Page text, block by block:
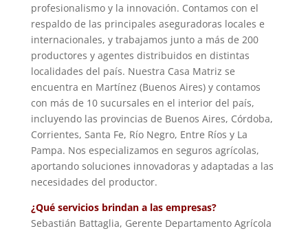
profesionalismo y la innovación. Contamos con el
respaldo de las principales aseguradoras locales e
internacionales, y trabajamos junto a más de 200
productores y agentes distribuidos en distintas
localidades del país. Nuestra Casa Matriz se
encuentra en Martínez (Buenos Aires) y contamos
con más de 10 sucursales en el interior del país,
incluyendo las provincias de Buenos Aires, Córdoba,
Corrientes, Santa Fe, Río Negro, Entre Ríos y La
Pampa. Nos especializamos en seguros agrícolas,
aportando soluciones innovadoras y adaptadas a las
necesidades del productor.
¿Qué servicios brindan a las empresas?
Sebastián Battaglia, Gerente Departamento Agrícola